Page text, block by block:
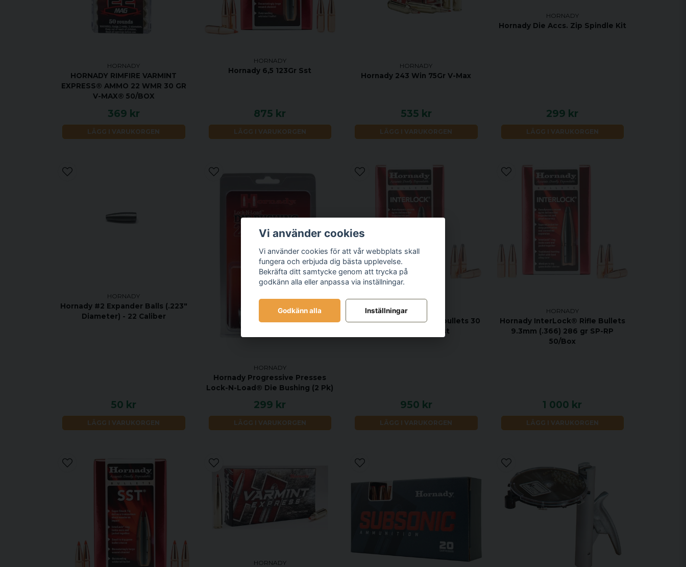
HORNADY
HORNADY RIMFIRE VARMINT
EXPRESS® AMMO 22 WMR 30 GR
V-MAX® 50/BOX
369 kr
LÄGG I VARUKORGEN
HORNADY
Hornady 6,5 123Gr Sst
875 kr
LÄGG I VARUKORGEN
HORNADY
Hornady 243 Win 75Gr V-Max
535 kr
LÄGG I VARUKORGEN
HORNADY
Hornady Die Accs. Zip Spindle Kit
299 kr
LÄGG I VARUKORGEN
HORNADY
Hornady #2 Expander Balls (.223"
Diameter) - 22 Caliber
50 kr
LÄGG I VARUKORGEN
HORNADY
Hornady Progressive Presses
Lock-N-Load® Die Bushing (2 Pk)
299 kr
LÄGG I VARUKORGEN
HORNADY
Hornady interlock Rifle bullets 30
180gr BTSP 100st
950 kr
LÄGG I VARUKORGEN
HORNADY
Hornady InterLock® Rifle Bullets
9.3mm (.366) 286 gr SP-RP
50/Box
1 000 kr
LÄGG I VARUKORGEN
HORNADY
Vi använder cookies
Vi använder cookies för att vår webbplats skall
fungera och erbjuda dig bästa upplevelse.
Bekräfta ditt samtycke genom att trycka på
godkänn alla eller anpassa via inställningar.
Godkänn alla Inställningar